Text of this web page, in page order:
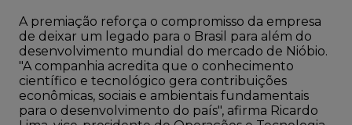
A premiação reforça o compromisso da empresa
de deixar um legado para o Brasil para além do
desenvolvimento mundial do mercado de Nióbio.
"A companhia acredita que o conhecimento
científico e tecnológico gera contribuições
econômicas, sociais e ambientais fundamentais
para o desenvolvimento do país", afirma Ricardo